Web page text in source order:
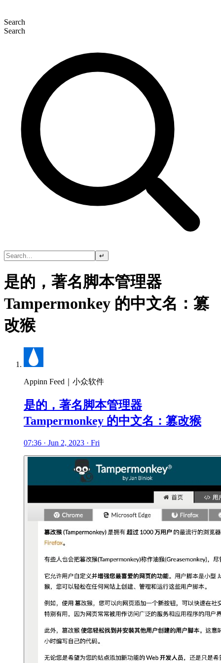
Search
Search
↵
是的，著名脚本管理器
Tampermonkey 的中文名：篡
改猴
Appinn Feed｜小众软件
是的，著名脚本管理器
Tampermonkey 的中文名：篡改猴
07:36 · Jun 2, 2023 · Fri